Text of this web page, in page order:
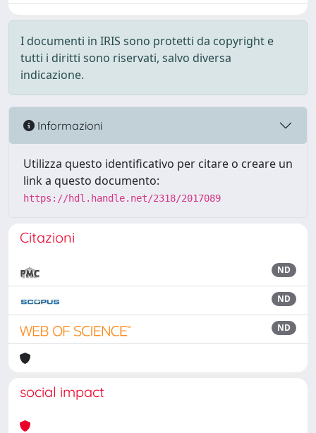
I documenti in IRIS sono protetti da copyright e
tutti i diritti sono riservati, salvo diversa
indicazione.
Informazioni
Utilizza questo identificativo per citare o creare un
link a questo documento:
https://hdl.handle.net/2318/2017089
Citazioni
ND
ND
ND
social impact